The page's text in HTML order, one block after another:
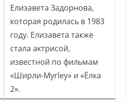
Елизавета Задорнова,
которая родилась в 1983
году. Елизавета также
стала актрисой,
известной по фильмам
«Ширли-Myrley» и «Ёлка
2».